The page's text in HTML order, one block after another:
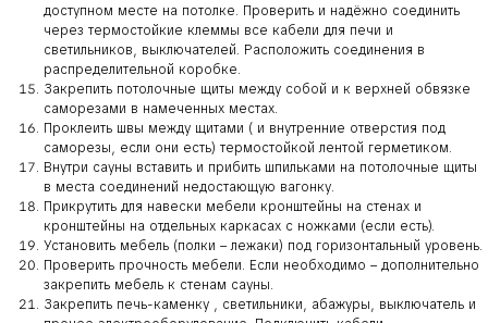
доступном месте на потолке. Проверить и надёжно соединить
через термостойкие клеммы все кабели для печи и
светильников, выключателей. Расположить соединения в
распределительной коробке.
Закрепить потолочные щиты между собой и к верхней обвязке
саморезами в намеченных местах.
Проклеить швы между щитами ( и внутренние отверстия под
саморезы, если они есть) термостойкой лентой герметиком.
Внутри сауны вставить и прибить шпильками на потолочные щиты
в места соединений недостающую вагонку.
Прикрутить для навески мебели кронштейны на стенах и
кронштейны на отдельных каркасах с ножками (если есть).
Установить мебель (полки – лежаки) под горизонтальный уровень.
Проверить прочность мебели. Если необходимо – дополнительно
закрепить мебель к стенам сауны.
Закрепить печь-каменку , светильники, абажуры, выключатель и